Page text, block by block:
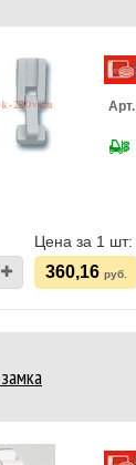
Арт.
Цена за 1 шт:
360,16 руб.